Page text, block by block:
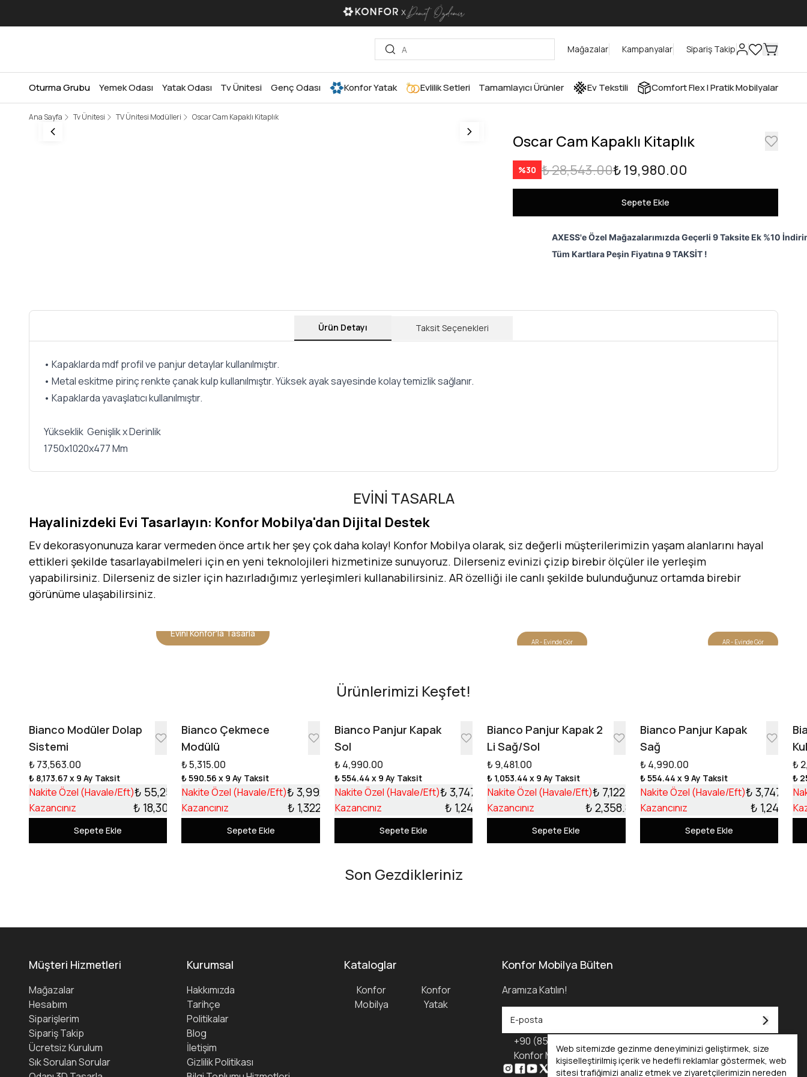
Web sitemizde gezinme deneyiminizi geliştirmek, size
kişiselleştirilmiş içerik ve hedefli reklamlar göstermek, web
sitesi trafiğimizi analiz etmek ve ziyaretçilerimizin nereden
Mağazalar Kampanyalar Sipariş Takip
Oturma Grubu Yemek Odası Yatak Odası Tv Ünitesi Genç Odası Konfor Yatak Evlilik Setleri Tamamlayıcı Ürünler Ev Tekstili Comfort Flex I Pratik Mobilyalar
Ana Sayfa Tv Ünitesi TV Ünitesi Modülleri Oscar Cam Kapaklı Kitaplık
Oscar Cam Kapaklı Kitaplık
%30 ₺ 28,543.00₺ 19,980.00
Sepete Ekle
AXESS'e Özel Mağazalarımızda Geçerli 9 Taksite Ek %10
Tüm Kartlara Peşin Fiyatına 9 TAKSİT !
Ürün Detayı Taksit Seçenekleri
• Kapaklarda mdf profil ve panjur detaylar kullanılmıştır.
• Metal eskitme pirinç renkte çanak kulp kullanılmıştır. Yüksek ayak sayesinde kolay temizlik sağlanır.
• Kapaklarda yavaşlatıcı kullanılmıştır.
Yükseklik Genişlik x Derinlik
1750x1020x477 Mm
EVİNİ TASARLA
Hayalinizdeki Evi Tasarlayın: Konfor Mobilya'dan Dijital Destek
Ev dekorasyonunuza karar vermeden önce artık her şey çok daha kolay! Konfor Mobilya olarak, siz değerli müşterilerimizin yaşam alanlarını hayal
ettikleri şekilde tasarlayabilmeleri için en yeni teknolojileri hizmetinize sunuyoruz. Dilerseniz evinizi çizip birebir ölçüler ile yerleşim
yapabilirsiniz. Dilerseniz de sizler için hazırladığımız yerleşimleri kullanabilirsiniz. AR özelliği ile canlı şekilde bulunduğunuz ortamda birebir
görünüme ulaşabilirsiniz.
Evini Konfor'la Tasarla
AR - Evinde Gör AR - Evinde Gör
Ürünlerimizi Keşfet!
Bianco Modüler Dolap
Sistemi
₺ 73,563.00
₺ 8,173.67 x 9 Ay Taksit
Nakite Özel (Havale/Eft)₺ 55,253.17
Kazancınız ₺ 18,309.83
Sepete Ekle
Bianco Çekmece
Modülü
₺ 5,315.00
₺ 590.56 x 9 Ay Taksit
Nakite Özel (Havale/Eft)₺ 3,992.10
Kazancınız ₺ 1,322.90
Sepete Ekle
Bianco Panjur Kapak
Sol
₺ 4,990.00
₺ 554.44 x 9 Ay Taksit
Nakite Özel (Havale/Eft)₺ 3,747.99
Kazancınız ₺ 1,242.01
Sepete Ekle
Bianco Panjur Kapak 2
Li Sağ/Sol
₺ 9,481.00
₺ 1,053.44 x 9 Ay Taksit
Nakite Özel (Havale/Eft)₺ 7,122.13
Kazancınız ₺ 2,358.87
Sepete Ekle
Bianco Panjur Kapak
Sağ
₺ 4,990.00
₺ 554.44 x 9 Ay Taksit
Nakite Özel (Havale/Eft)₺ 3,747.99
Kazancınız ₺ 1,242.01
Sepete Ekle
₺
₺
Son Gezdikleriniz
Müşteri Hizmetleri
Mağazalar
Hesabım
Siparişlerim
Sipariş Takip
Ücretsiz Kurulum
Sık Sorulan Sorular
Kurumsal
Hakkımızda
Tarihçe
Politikalar
Blog
İletişim
Gizlilik Politikası
Kataloglar
Konfor
Mobilya
Konfor
Yatak
Konfor Mobilya Bülten
Aramıza Katılın!
+90 (850) 455 0 232
Konfor Mobilya Kataloğu - 2025